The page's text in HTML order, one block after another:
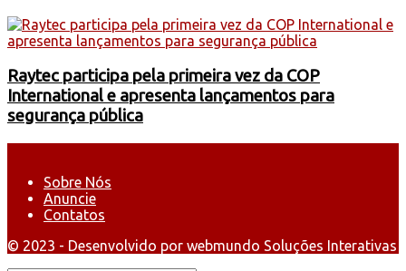
Raytec participa pela primeira vez da COP
International e apresenta lançamentos para
segurança pública
Sobre Nós
Anuncie
Contatos
© 2023 - Desenvolvido por webmundo Soluções Interativas